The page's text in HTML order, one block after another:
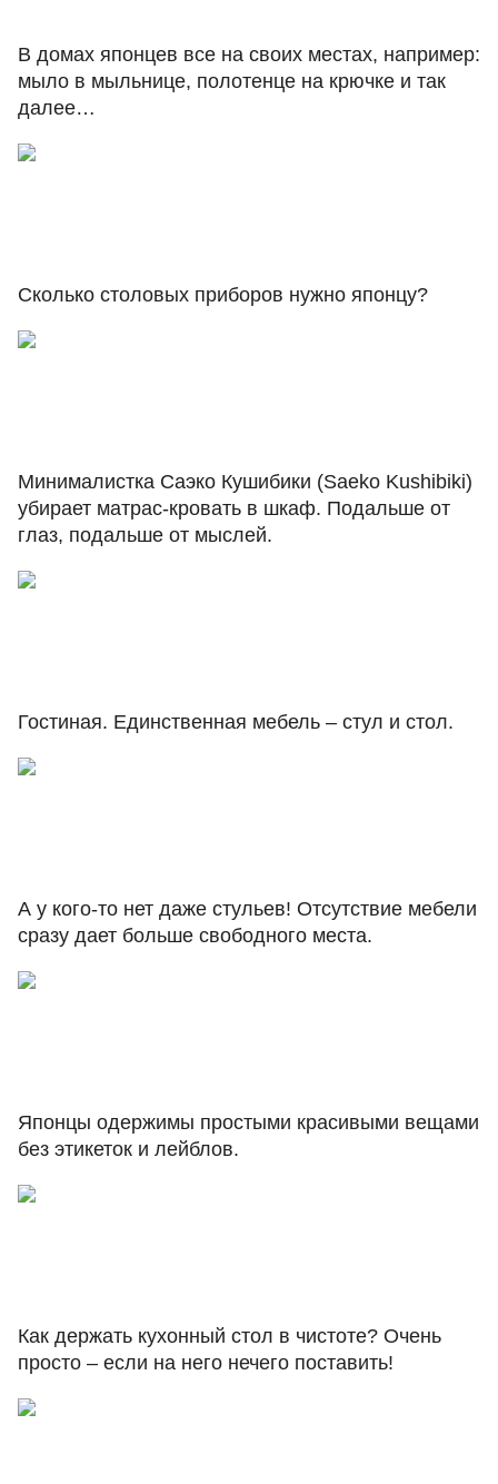
В домах японцев все на своих местах, например:
мыло в мыльнице, полотенце на крючке и так
далее…
Сколько столовых приборов нужно японцу?
Минималистка Саэко Кушибики (Saeko Kushibiki)
убирает матрас-кровать в шкаф. Подальше от
глаз, подальше от мыслей.
Гостиная. Единственная мебель – стул и стол.
А у кого-то нет даже стульев! Отсутствие мебели
сразу дает больше свободного места.
Японцы одержимы простыми красивыми вещами
без этикеток и лейблов.
Как держать кухонный стол в чистоте? Очень
просто – если на него нечего поставить!